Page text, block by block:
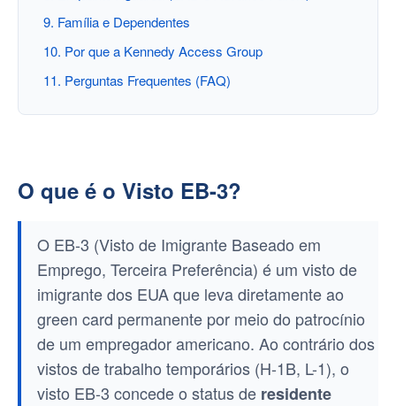
9. Família e Dependentes
10. Por que a Kennedy Access Group
11. Perguntas Frequentes (FAQ)
O que é o Visto EB-3?
O EB-3 (Visto de Imigrante Baseado em
Emprego, Terceira Preferência) é um visto de
imigrante dos EUA que leva diretamente ao
green card permanente por meio do patrocínio
de um empregador americano. Ao contrário dos
vistos de trabalho temporários (H-1B, L-1), o
visto EB-3 concede o status de residente